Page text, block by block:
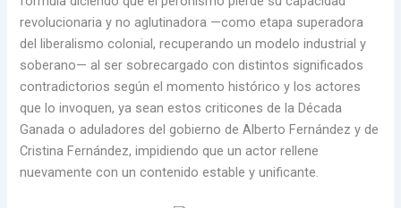
revolucionaria y no aglutinadora —como etapa superadora
del liberalismo colonial, recuperando un modelo industrial y
soberano— al ser sobrecargado con distintos significados
contradictorios según el momento histórico y los actores
que lo invoquen, ya sean estos criticones de la Década
Ganada o aduladores del gobierno de Alberto Fernández y de
Cristina Fernández, impidiendo que un actor rellene
nuevamente con un contenido estable y unificante.